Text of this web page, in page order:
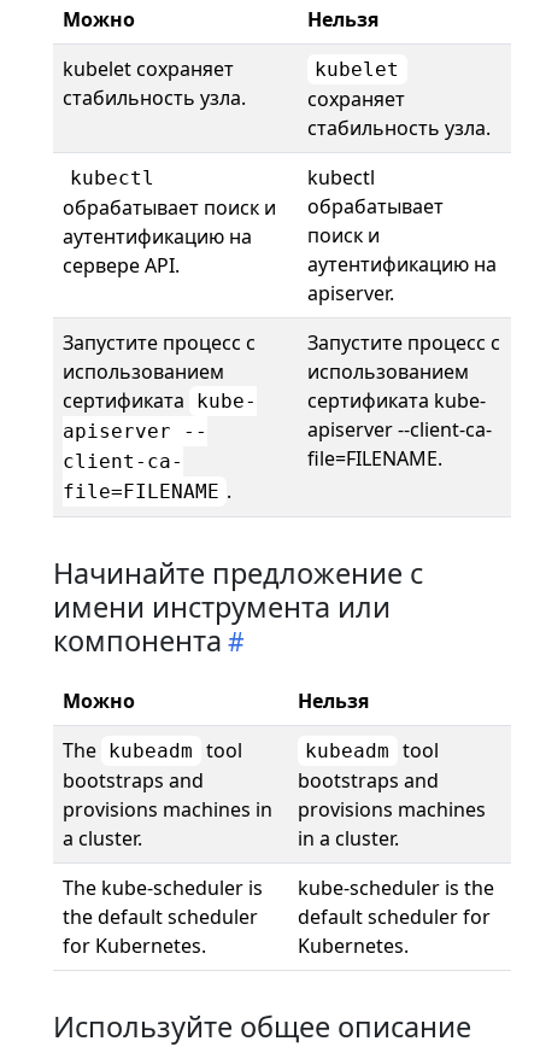
Можно
Нельзя
kubelet сохраняет
стабильность узла.
kubelet
сохраняет
стабильность узла.
kubectl
обрабатывает поиск и
аутентификацию на
сервере API.
kubectl
обрабатывает
поиск и
аутентификацию на
apiserver.
Запустите процесс с
использованием
сертификата
kube-
apiserver --
client-ca-
file=FILENAME .
Запустите процесс с
использованием
сертификата kube-
apiserver --client-ca-
file=FILENAME.
Начинайте предложение с
имени инструмента или
компонента
Можно
Нельзя
The kubeadm
tool
bootstraps and
provisions machines in
a cluster.
kubeadm
tool
bootstraps and
provisions machines
in a cluster.
The kube-scheduler is
the default scheduler
for Kubernetes.
kube-scheduler is the
default scheduler for
Kubernetes.
Используйте общее описание